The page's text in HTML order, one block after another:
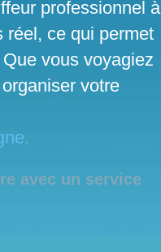
professionnel à
réel, ce qui permet
vous voyagiez
votre
avec un service